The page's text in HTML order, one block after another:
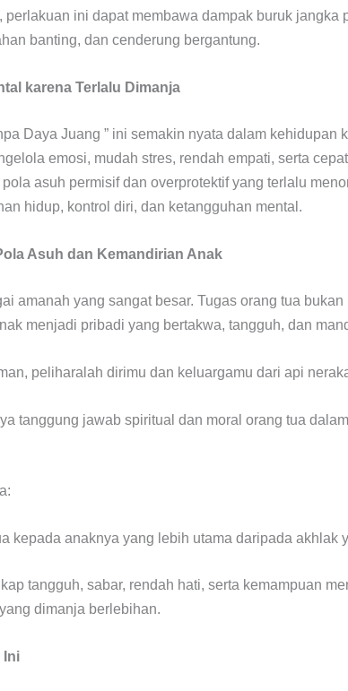
ini dapat membawa dampak buruk jangka
banting, dan cenderung bergantung.
karena Terlalu Dimanja
Daya Juang ” ini semakin nyata dalam kehidupan
emosi, mudah stres, rendah empati, serta
asuh permisif dan overprotektif yang terlalu
hidup, kontrol diri, dan ketangguhan mental.
Asuh dan Kemandirian Anak
amanah yang sangat besar. Tugas orang tua
menjadi pribadi yang bertakwa, tangguh, dan
peliharalah dirimu dan keluargamu dari api
tanggung jawab spiritual dan moral orang tua
kepada anaknya yang lebih utama daripada akhlak
tangguh, sabar, rendah hati, serta kemampuan
dimanja berlebihan.
Ini